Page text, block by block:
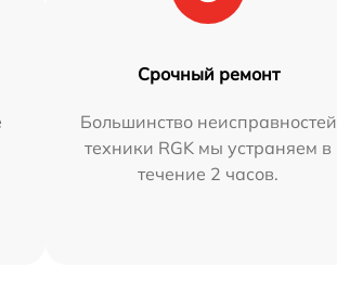
Срочный ремонт
Большинство неисправностей
техники RGK мы устраняем в
течение 2 часов.